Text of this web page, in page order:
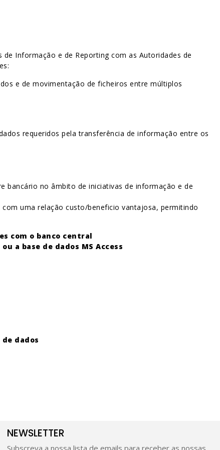
de Informação e de Reporting com as Autoridades de
e de movimentação de ficheiros entre múltiplos
requeridos pela transferência de informação entre os
bancário no âmbito de iniciativas de informação e de
uma relação custo/beneficio vantajosa, permitindo
com o banco central
a base de dados MS Access
dados
NEWSLETTER
Subscreva a nossa lista de emails para receber as nossas